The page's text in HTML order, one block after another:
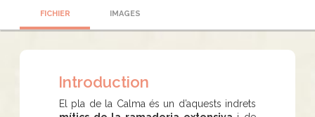
FICHIER IMAGES
Introduction
El pla de la Calma és un d’aquests indrets